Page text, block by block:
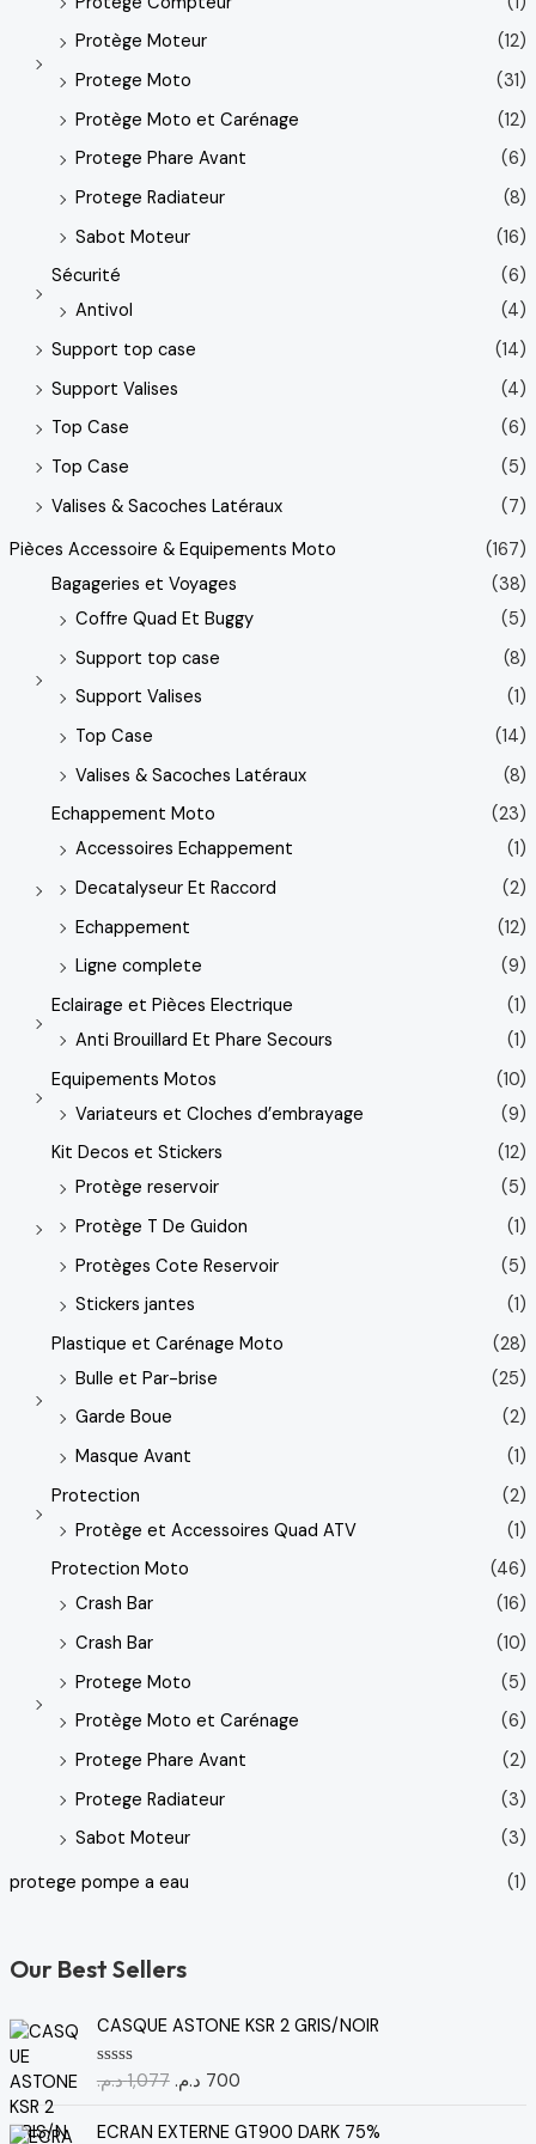
Protège Moteur
(12)
Protege Moto
(31)
Protège Moto et Carénage
(12)
Protege Phare Avant
(6)
Protege Radiateur
(8)
Sabot Moteur
(16)
Sécurité
(6)
Antivol
(4)
Support top case
(14)
Support Valises
(4)
Top Case
(6)
Top Case
(5)
Valises & Sacoches Latéraux
(7)
Pièces Accessoire & Equipements Moto
(167)
Bagageries et Voyages
(38)
Coffre Quad Et Buggy
(5)
Support top case
(8)
Support Valises
(1)
Top Case
(14)
Valises & Sacoches Latéraux
(8)
Echappement Moto
(23)
Accessoires Echappement
(1)
Decatalyseur Et Raccord
(2)
Echappement
(12)
Ligne complete
(9)
Eclairage et Pièces Electrique
(1)
Anti Brouillard Et Phare Secours
(1)
Equipements Motos
(10)
Variateurs et Cloches d’embrayage
(9)
Kit Decos et Stickers
(12)
Protège reservoir
(5)
Protège T De Guidon
(1)
Protèges Cote Reservoir
(5)
Stickers jantes
(1)
Plastique et Carénage Moto
(28)
Bulle et Par-brise
(25)
Garde Boue
(2)
Masque Avant
(1)
Protection
(2)
Protège et Accessoires Quad ATV
(1)
Protection Moto
(46)
Crash Bar
(16)
Crash Bar
(10)
Protege Moto
(5)
Protège Moto et Carénage
(6)
Protege Phare Avant
(2)
Protege Radiateur
(3)
Sabot Moteur
(3)
protege pompe a eau
(1)
Our Best Sellers
CASQUE ASTONE KSR 2 GRIS/NOIR
N
o
e
1,077 د.م.
L
r
700 د.م.
L
r
ECRAN EXTERNE GT900 DARK 75%